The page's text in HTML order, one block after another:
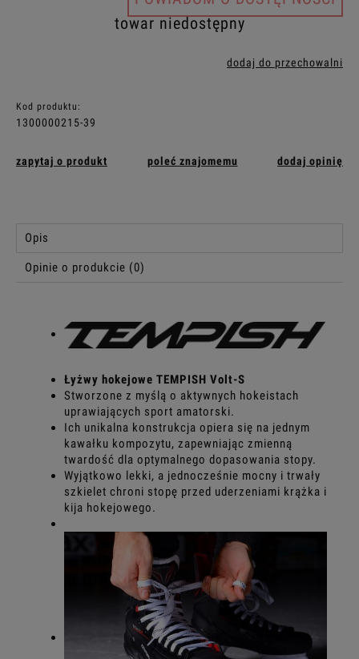
towar niedostępny
dodaj do przechowalni
Kod produktu:
1300000215-39
zapytaj o produkt poleć znajomemu dodaj opinię
Opis
Opinie o produkcie (0)
Łyżwy hokejowe TEMPISH Volt-S
Stworzone z myślą o aktywnych hokeistach
uprawiających sport amatorski.
Ich unikalna konstrukcja opiera się na jednym
kawałku kompozytu, zapewniając zmienną
twardość dla optymalnego dopasowania stopy.
Wyjątkowo lekki, a jednocześnie mocny i trwały
szkielet chroni stopę przed uderzeniami krążka i
kija hokejowego.